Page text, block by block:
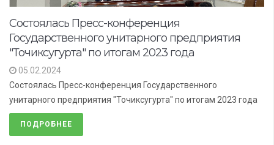
Состоялась Пресс-конференция
Государственного унитарного предприятия
"Точиксугурта" по итогам 2023 года
05.02.2024
Состоялась Пресс-конференция Государственного
унитарного предприятия "Точиксугурта" по итогам 2023 года
ПОДРОБНЕЕ